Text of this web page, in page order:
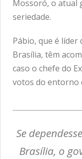
Mossoró, o atual
seriedade.
Pábio, que é
Brasília, têm
caso o chefe do
votos do entorno
Se
Brasília, o